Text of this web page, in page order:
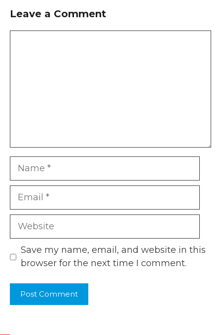
Leave a Comment
Name
Email
Website
Save my name, email, and website in this
browser for the next time I comment.